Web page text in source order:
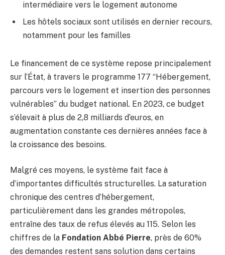
intermédiaire vers le logement autonome
Les hôtels sociaux sont utilisés en dernier recours,
notamment pour les familles
Le financement de ce système repose principalement
sur l’État, à travers le programme 177 “Hébergement,
parcours vers le logement et insertion des personnes
vulnérables” du budget national. En 2023, ce budget
s’élevait à plus de 2,8 milliards d’euros, en
augmentation constante ces dernières années face à
la croissance des besoins.
Malgré ces moyens, le système fait face à
d’importantes difficultés structurelles. La saturation
chronique des centres d’hébergement,
particulièrement dans les grandes métropoles,
entraîne des taux de refus élevés au 115. Selon les
chiffres de la Fondation Abbé Pierre, près de 60%
des demandes restent sans solution dans certains